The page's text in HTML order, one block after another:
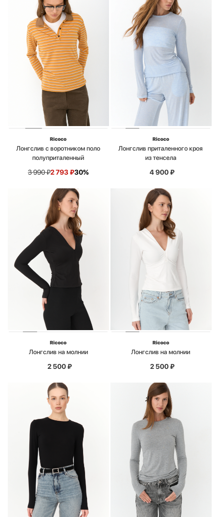
Ricoco
Лонгслив с воротником поло
полуприталенный
3 990₽2 793₽30%
Ricoco
Лонгслив приталенного кроя
из тенсела
4 900₽
Ricoco
Лонгслив на молнии
2 500₽
Ricoco
Лонгслив на молнии
2 500₽